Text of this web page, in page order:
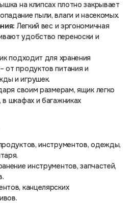
на клипсах плотно закрывает
пыли, влаги и насекомых.
Легкий вес и эргономичная
удобство переноски и
подходит для хранения
от продуктов питания и
и игрушек.
своим размерам, ящик легко
шкафах и багажниках
инструментов, одежды,
инструментов, запчастей,
канцелярских